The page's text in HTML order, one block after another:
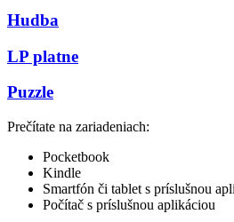
Hudba
LP platne
Puzzle
Prečítate na zariadeniach:
Pocketbook
Kindle
Smartfón či tablet s príslušnou
Počítač s príslušnou aplikáciou